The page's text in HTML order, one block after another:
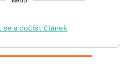
se a dočíst článek